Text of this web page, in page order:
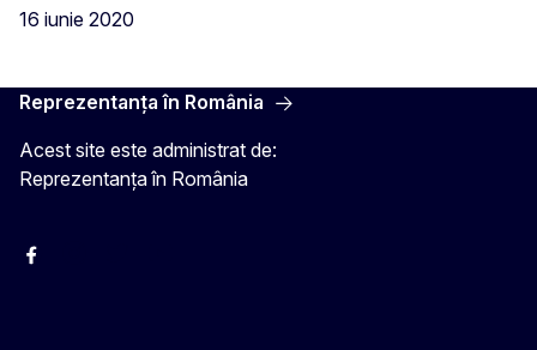
16 iunie 2020
Reprezentanța în România
Acest site este administrat de:
Reprezentanța în România
Facebook